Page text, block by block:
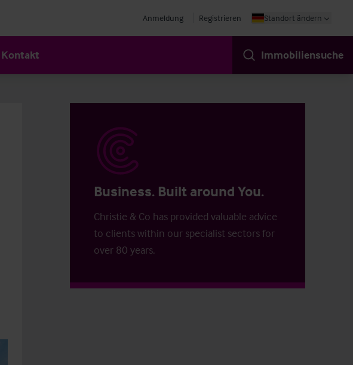
Anmeldung Registrieren Standort ändern
Kontakt Immobiliensuche
Business. Built around You.
Christie & Co has provided valuable advice
to clients within our specialist sectors for
over 80 years.